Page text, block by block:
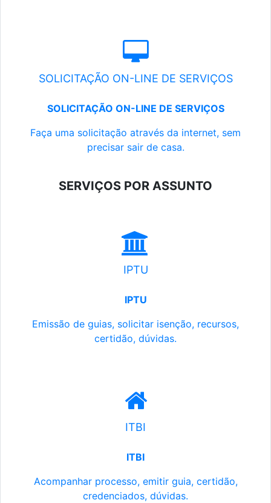
SOLICITAÇÃO ON-LINE DE SERVIÇOS
SOLICITAÇÃO ON-LINE DE SERVIÇOS
Faça uma solicitação através da internet, sem
precisar sair de casa.
SERVIÇOS POR ASSUNTO
IPTU
IPTU
Emissão de guias, solicitar isenção, recursos,
certidão, dúvidas.
ITBI
ITBI
Acompanhar processo, emitir guia, certidão,
credenciados, dúvidas.